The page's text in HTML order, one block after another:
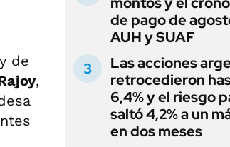
de
,
de pago de
AUH y SUAF
Las acciones
retrocedieron
6,4% y el riesgo
saltó 4,2% a un
en dos meses